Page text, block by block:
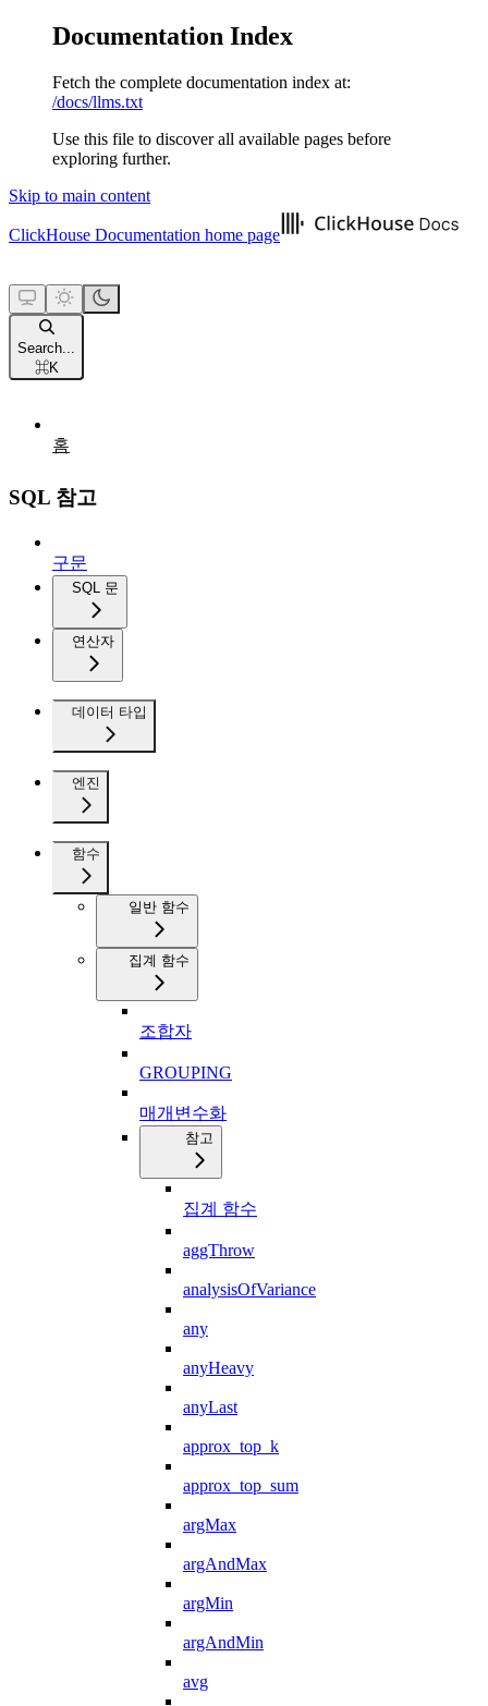
Documentation Index
Fetch the complete documentation index at:
/docs/llms.txt
Use this file to discover all available pages before
exploring further.
Skip to main content
ClickHouse Documentation home page
Search...
⌘K
홈
SQL 참고
구문
SQL 문
연산자
데이터 타입
엔진
함수
일반 함수
집계 함수
조합자
GROUPING
매개변수화
참고
집계 함수
aggThrow
analysisOfVariance
any
anyHeavy
anyLast
approx_top_k
approx_top_sum
argMax
argAndMax
argMin
argAndMin
avg